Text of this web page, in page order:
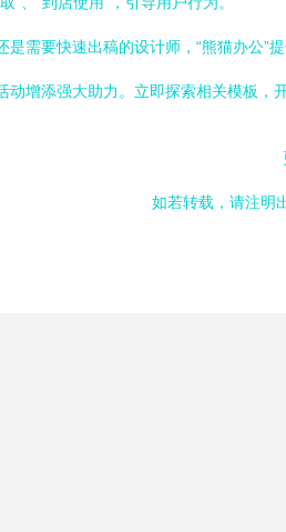
需要快速出稿的设计师，“熊猫办公”
增添强大助力。立即探索相关模板，
如若转载，请注明